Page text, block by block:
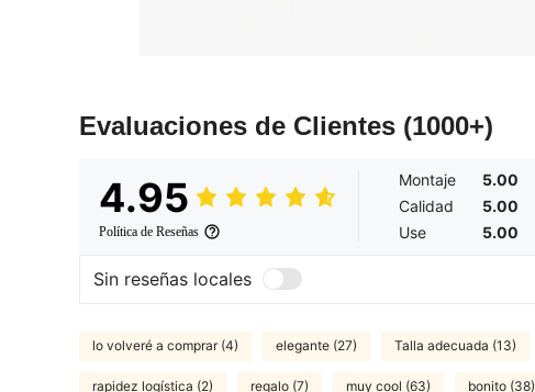
Evaluaciones de Clientes (1000+)
4.95
Política de Reseñas
Montaje
5.00
Calidad
5.00
Use
5.00
Sin reseñas locales
lo volveré a comprar (4) elegante (27) Talla adecuada (13)
rapidez logística (2) regalo (7) muy cool (63) bonito (38)